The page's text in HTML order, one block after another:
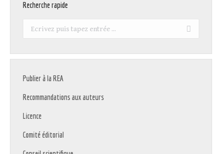
Recherche rapide
Recherche
Publier à la REA
Recommandations aux auteurs
Licence
Comité éditorial